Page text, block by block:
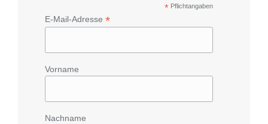
* Pflichtangaben
E-Mail-Adresse *
Vorname
Nachname